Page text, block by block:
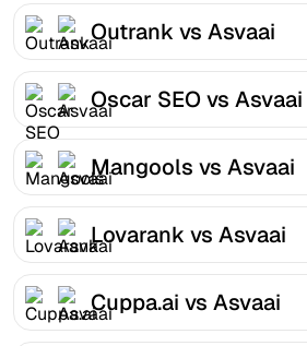
Outrank vs Asvaai
Oscar SEO vs Asvaai
Mangools vs Asvaai
Lovarank vs Asvaai
Cuppa.ai vs Asvaai